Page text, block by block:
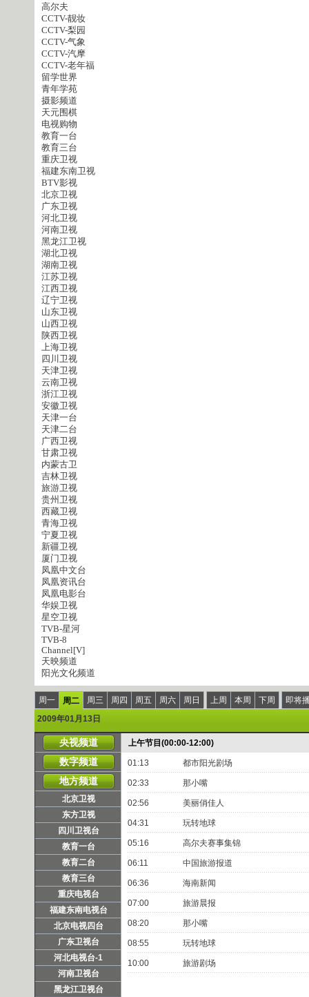
高尔夫
CCTV-靓妆
CCTV-梨园
CCTV-气象
CCTV-汽摩
CCTV-老年福
留学世界
青年学苑
摄影频道
天元围棋
电视购物
教育一台
教育三台
重庆卫视
福建东南卫视
BTV影视
北京卫视
广东卫视
河北卫视
河南卫视
黑龙江卫视
湖北卫视
湖南卫视
江苏卫视
江西卫视
辽宁卫视
山东卫视
山西卫视
陕西卫视
上海卫视
四川卫视
天津卫视
云南卫视
浙江卫视
安徽卫视
天津一台
天津二台
广西卫视
甘肃卫视
内蒙古卫
吉林卫视
旅游卫视
贵州卫视
西藏卫视
青海卫视
宁夏卫视
新疆卫视
厦门卫视
凤凰中文台
凤凰资讯台
凤凰电影台
华娱卫视
星空卫视
TVB-星河
TVB-8
Channel[V]
天映频道
阳光文化频道
周一 周二 周三 周四 周五 周六 周日 上周 本周 下周
即将
2009年01月13日
央视频道
数字频道
地方频道
北京卫视
东方卫视
四川卫视台
教育一台
教育二台
教育三台
重庆电视台
福建东南电视台
北京电视四台
广东卫视台
河北电视台-1
河南卫视台
黑龙江卫视台
上午节目(00:00-12:00)
01:13 都市阳光剧场
02:33 那小嘴
02:56 美丽俏佳人
04:31 玩转地球
05:16 高尔夫赛事集锦
06:11 中国旅游报道
06:36 海南新闻
07:00 旅游晨报
08:20 那小嘴
08:55 玩转地球
10:00 旅游剧场